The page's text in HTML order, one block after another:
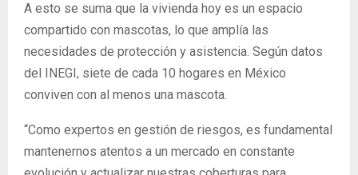
A esto se suma que la vivienda hoy es un espacio
compartido con mascotas, lo que amplía las
necesidades de protección y asistencia. Según datos
del INEGI, siete de cada 10 hogares en México
conviven con al menos una mascota.
“Como expertos en gestión de riesgos, es fundamental
mantenernos atentos a un mercado en constante